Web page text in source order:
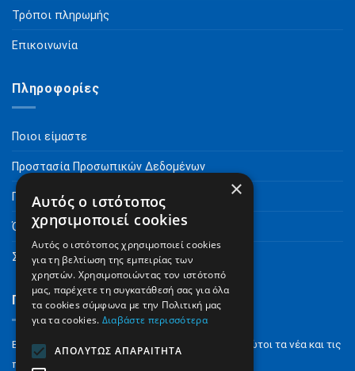
Τρόποι πληρωμής
Επικοινωνία
Πληροφορίες
Ποιοι είμαστε
Προστασία Προσωπικών Δεδομένων
Πνευματικά Δικαιώματα
Όροι Χρήσης
Συχνές Ερωτήσεις
Γραφτείτε στο Newsletter
Εγγραφείτε στο NewsLetter για να μαθαίνετε πρώτοι τα νέα και τις
προσφορές μας.
×
Αυτός ο ιστότοπος
χρησιμοποιεί cookies
Αυτός ο ιστότοπος χρησιμοποιεί cookies
για τη βελτίωση της εμπειρίας των
χρηστών. Χρησιμοποιώντας τον ιστότοπό
μας, παρέχετε τη συγκατάθεσή σας για όλα
τα cookies σύμφωνα με την Πολιτική μας
για τα cookies. Διαβάστε περισσότερα
ΑΠΟΛΎΤΩΣ ΑΠΑΡΑΊΤΗΤΑ